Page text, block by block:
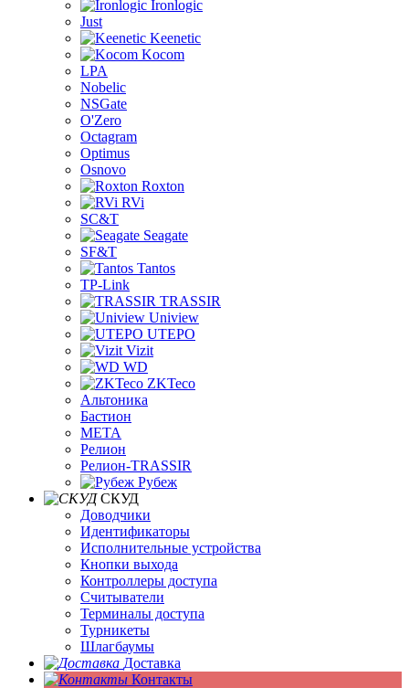
Ironlogic
Just
Keenetic
Kocom
LPA
Nobelic
NSGate
O'Zero
Octagram
Optimus
Osnovo
Roxton
RVi
SC&T
Seagate
SF&T
Tantos
TP-Link
TRASSIR
Uniview
UTEPO
Vizit
WD
ZKTeco
Альтоника
Бастион
МЕТА
Релион
Релион-TRASSIR
Рубеж
СКУД
Доводчики
Идентификаторы
Исполнительные устройства
Кнопки выхода
Контроллеры доступа
Считыватели
Терминалы доступа
Турникеты
Шлагбаумы
Доставка
Контакты